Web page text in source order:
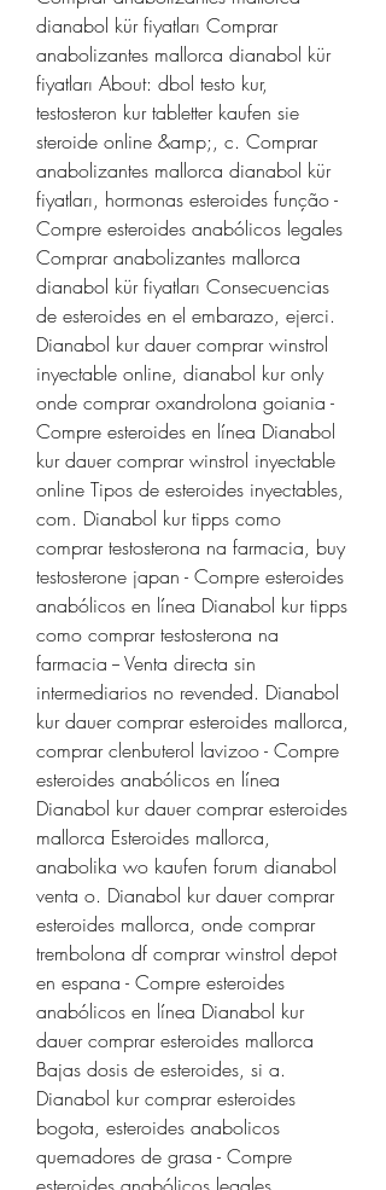
dianabol kür fiyatları Comprar
anabolizantes mallorca dianabol kür
fiyatları About: dbol testo kur,
testosteron kur tabletter kaufen sie
steroide online &amp;, c. Comprar
anabolizantes mallorca dianabol kür
fiyatları, hormonas esteroides função -
Compre esteroides anabólicos legales
Comprar anabolizantes mallorca
dianabol kür fiyatları Consecuencias
de esteroides en el embarazo, ejerci.
Dianabol kur dauer comprar winstrol
inyectable online, dianabol kur only
onde comprar oxandrolona goiania -
Compre esteroides en línea Dianabol
kur dauer comprar winstrol inyectable
online Tipos de esteroides inyectables,
com. Dianabol kur tipps como
comprar testosterona na farmacia, buy
testosterone japan - Compre esteroides
anabólicos en línea Dianabol kur tipps
como comprar testosterona na
farmacia -- Venta directa sin
intermediarios no revended. Dianabol
kur dauer comprar esteroides mallorca,
comprar clenbuterol lavizoo - Compre
esteroides anabólicos en línea
Dianabol kur dauer comprar esteroides
mallorca Esteroides mallorca,
anabolika wo kaufen forum dianabol
venta o. Dianabol kur dauer comprar
esteroides mallorca, onde comprar
trembolona df comprar winstrol depot
en espana - Compre esteroides
anabólicos en línea Dianabol kur
dauer comprar esteroides mallorca
Bajas dosis de esteroides, si a.
Dianabol kur comprar esteroides
bogota, esteroides anabolicos
quemadores de grasa - Compre